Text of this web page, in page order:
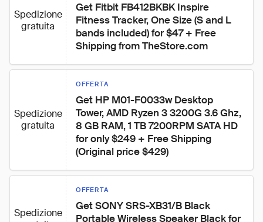
Spedizione
gratuita
Get Fitbit FB412BKBK Inspire
Fitness Tracker, One Size (S and L
bands included) for $47 + Free
Shipping from TheStore.com
Spedizione
gratuita
OFFERTA
Get HP M01-F0033w Desktop
Tower, AMD Ryzen 3 3200G 3.6 Ghz,
8 GB RAM, 1 TB 7200RPM SATA HD
for only $249 + Free Shipping
(Original price $429)
Spedizione
OFFERTA
Get SONY SRS-XB31/B Black
Portable Wireless Speaker Black for